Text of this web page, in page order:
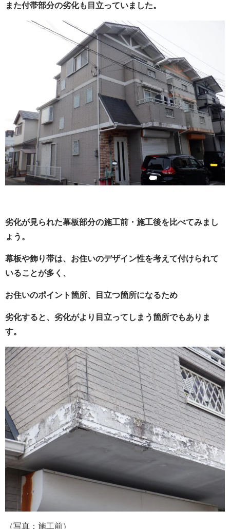
また付帯部分の劣化も目立っていました。
劣化が見られた幕板部分の施工前・施工後を比べてみまし
ょう。
幕板や飾り帯は、お住いのデザイン性を考えて付けられて
いることが多く、
お住いのポイント箇所、目立つ箇所になるため
劣化すると、劣化がより目立ってしまう箇所でもありま
す。
（写真：施工前）